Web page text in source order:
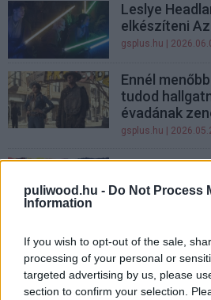
puliwood.hu - Do Not Process
Information
If you wish to opt-out of the sale,
processing of your personal or
targeted advertising by us, please
section to confirm your selection.
Leslye
elkészíteni
gsplus.hu |
Ennél
tudod
évadának
gsplus.hu |
A Devil May
komolyan
|
Friss
’97 2. évada,
vissza a széria
gsplus.hu |